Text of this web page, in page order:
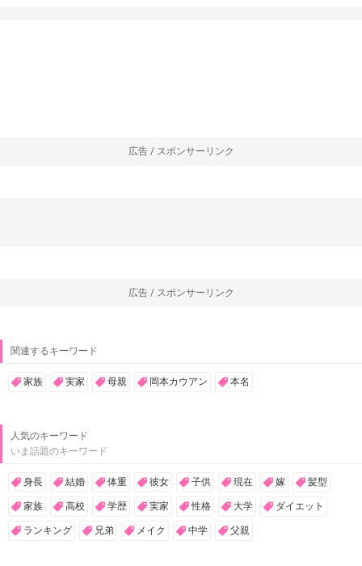
広告 / スポンサーリンク
広告 / スポンサーリンク
関連するキーワード
家族 実家 母親 岡本カウアン 本名
人気のキーワード
いま話題のキーワード
身長 結婚 体重 彼女 子供 現在 嫁 髪型
家族 高校 学歴 実家 性格 大学 ダイエット
ランキング 兄弟 メイク 中学 父親